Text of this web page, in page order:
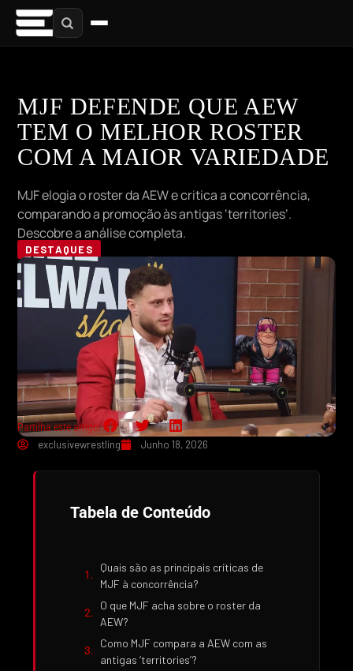
MJF DEFENDE QUE AEW
TEM O MELHOR ROSTER
COM A MAIOR VARIEDADE
MJF elogia o roster da AEW e critica a concorrência,
comparando a promoção às antigas ‘territories’.
Descobre a análise completa.
DESTAQUES
Partilha este artigo:
exclusivewrestling
Junho 18, 2026
Tabela de Conteúdo
Quais são as principais críticas de
MJF à concorrência?
O que MJF acha sobre o roster da
AEW?
Como MJF compara a AEW com as
antigas ‘territories’?